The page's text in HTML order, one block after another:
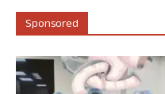
Sponsored